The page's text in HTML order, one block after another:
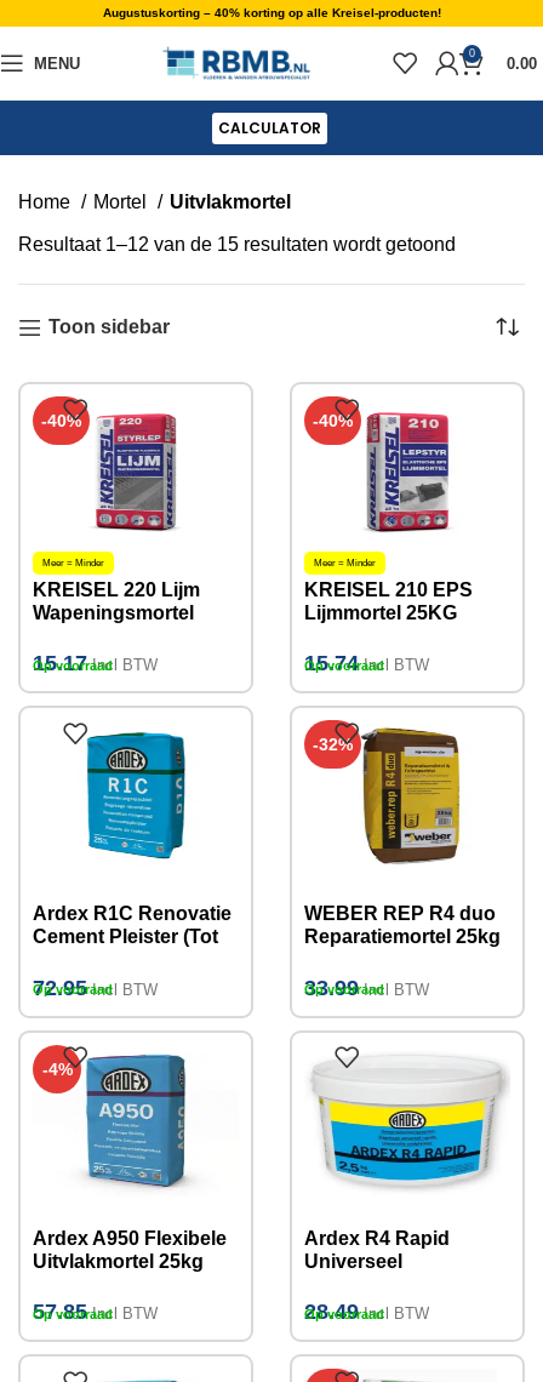
Augustuskorting – 40% korting op alle Kreisel-producten!
MENU
0
0.00
CALCULATOR
Home Mortel Uitvlakmortel
Resultaat 1–12 van de 15 resultaten wordt getoond
Toon sidebar
-40%
Meer = Minder
KREISEL 220 Lijm
Wapeningsmortel
15.17 Incl BTW
Op voorraad
-40%
Meer = Minder
KREISEL 210 EPS
Lijmmortel 25KG
15.74 Incl BTW
Op voorraad
Ardex R1C Renovatie
Cement Pleister (Tot
72.95 Incl BTW
Op voorraad
-32%
WEBER REP R4 duo
Reparatiemortel 25kg
33.99 Incl BTW
Op voorraad
-4%
Ardex A950 Flexibele
Uitvlakmortel 25kg
57.85 Incl BTW
Op voorraad
Ardex R4 Rapid
Universeel
2.5kg
28.49 Incl BTW
Op voorraad